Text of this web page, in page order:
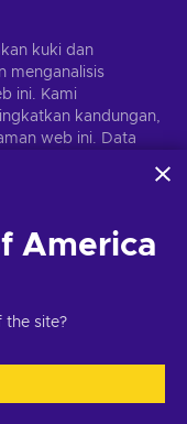
Langgan
masa.Lawati notis
JSC "Helis Play",
kuki dan
menganalisis
ini. Kami
kandungan,
web ini. Data
rakan kongsinya.
dengan mengklik
& Privasi
America
the site?